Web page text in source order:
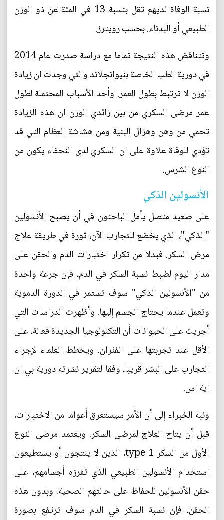
نسبة الوفاة لديهم تقل بنسبة 13 في المئة عن ذو الوزن
الطبيعي أو البدناء. بحسب رويترز.
وتتناقض هذه النتيجة تماما مع دراسة صدرت عام 2014
في دورية الطب الخاصة بنيوانجلاند والتي وجدت ان زيادة
الوزن لا ترتبط بطول العمر. وأحد الأسباب المحتملة لطول
عمر مرضى السكري من بين زائدي الوزن ان هذه الزيادة
تحمي من وهن وهزال البنية ومن هشاشة العظام التي قد
تؤدي للوفاة علاوة على ان السكري لدى النحفاء يكون من
النوع الشرس.
الأنسولين الذكي
على صعيد متصل يأمل الباحثون في أن يصبح الأنسولين
"الذكي"، الذي يخضع للتجارب الآن، ثورة في طريقة علاج
مرض السكر. فبدلا من تكرار اختبارات الدم والحقن على
مدار اليوم لضبط نسبة السكر في الدم، فإن جرعة واحدة
من "الأنسولين الذكي" سوف تستمر في الدورة الدموية
وتعمل عندما يحتاج الجسم إليها. وأظهرت الدراسات التي
أجريت على الحيوانات أن التكنولوجيا الجديدة فعالة، على
الأقل عند تجربتها على الفئران. ويخطط العلماء لإجراء
التجارب على البشر قريبا، وفقا لتقرير نشرته دورية بي ان
اية اس.
ونبه الخبراء إلى أن الأمر سيستغرق أعواما من الاختبارات،
قبل أن يتاح العلاج لمرضى السكر. ويعتمد مرضى النوع
الأول من السكر type 1، الذين لا ينتجون أو يستطيعون
استخدام الأنسولين الطبيعي الذي تفرزه أجسامهم، على
حقن الأنسولين للحفاظ على حالتهم الصحية. وبدون هذه
الحقن، فإن نسبة السكر في الدم سوف ترتفع بصورة